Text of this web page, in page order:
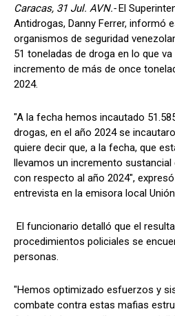
Caracas, 31 Jul. AVN.-El
Antidrogas, Danny Ferrer, informó
organismos de seguridad
51 toneladas de droga en lo que
incremento de más de once
2024.
"A la fecha hemos incautado
drogas, en el año 2024 se
quiere decir que, a la fecha, que
llevamos un incremento sustancial
con respecto al año 2024",
entrevista en la emisora local
El funcionario detalló que el
procedimientos policiales se
personas.
"Hemos optimizado esfuerzos y
combate contra estas mafias